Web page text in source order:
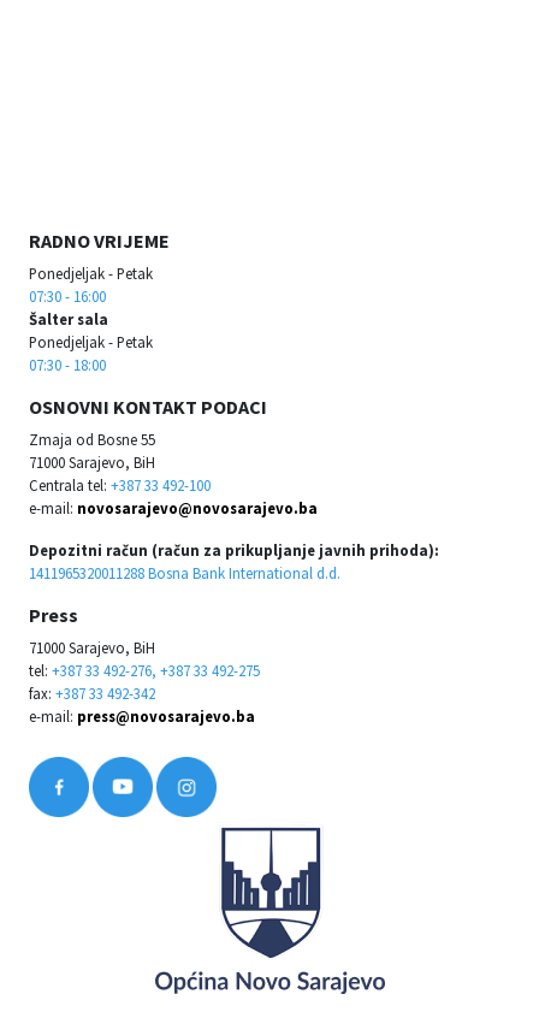
RADNO VRIJEME
Ponedjeljak - Petak
07:30 - 16:00
Šalter sala
Ponedjeljak - Petak
07:30 - 18:00
OSNOVNI KONTAKT PODACI
Zmaja od Bosne 55
71000 Sarajevo, BiH
Centrala tel: +387 33 492-100
e-mail: novosarajevo@novosarajevo.ba
Depozitni račun (račun za prikupljanje javnih prihoda):
1411965320011288 Bosna Bank International d.d.
Press
71000 Sarajevo, BiH
tel: +387 33 492-276, +387 33 492-275
fax: +387 33 492-342
e-mail: press@novosarajevo.ba